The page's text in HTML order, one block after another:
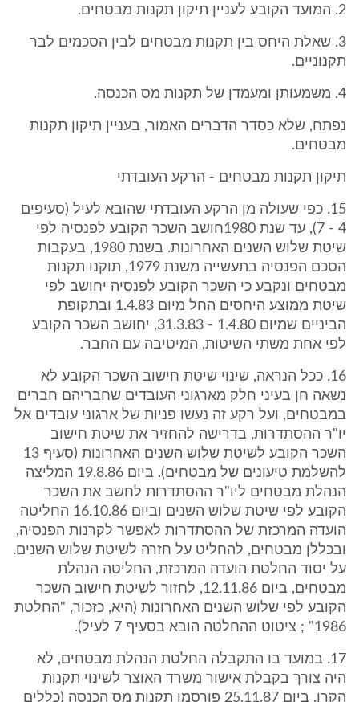
2. המועד הקובע לעניין תיקון תקנות מבטחים.
3. שאלת היחס בין תקנות מבטחים לבין הסכמים לבר
תקנוניים.
4. משמעותן ומעמדן של תקנות מס הכנסה.
נפתח, שלא כסדר הדברים האמור, בעניין תיקון תקנות
מבטחים.
תיקון תקנות מבטחים - הרקע העובדתי
15. כפי שעולה מן הרקע העובדתי שהובא לעיל (סעיפים
4 - 7), עד שנת 1980חושב השכר הקובע לפנסיה לפי
שיטת שלוש השנים האחרונות. בשנת 1980, בעקבות
הסכם הפנסיה בתעשייה משנת 1979, תוקנו תקנות
מבטחים ונקבע כי השכר הקובע לפנסיה יחושב לפי
שיטת ממוצע היחסים החל מיום 1.4.83 ובתקופת
הביניים שמיום 1.4.80 - 31.3.83, יחושב השכר הקובע
לפי אחת משתי השיטות, המיטיבה עם החבר.
16. ככל הנראה, שינוי שיטת חישוב השכר הקובע לא
נשאה חן בעיני חלק מארגוני העובדים שחבריהם חברים
במבטחים, ועל רקע זה נעשו פניות של ארגוני עובדים אל
יו"ר ההסתדרות, בדרישה להחזיר את שיטת חישוב
השכר הקובע לשיטת שלוש השנים האחרונות (סעיף 13
להשלמת טיעונים של מבטחים). ביום 19.8.86 המליצה
הנהלת מבטחים ליו"ר ההסתדרות לחשב את השכר
הקובע לפי שיטת שלוש השנים וביום 16.10.86 החליטה
הועדה המרכזת של ההסתדרות לאפשר לקרנות הפנסיה,
ובכללן מבטחים, להחליט על חזרה לשיטת שלוש השנים.
על יסוד החלטת הועדה המרכזת, החליטה הנהלת
מבטחים, ביום 12.11.86, לחזור לשיטת חישוב השכר
הקובע לפי שלוש השנים האחרונות (היא, כזכור, "החלטת
1986" ; ציטוט ההחלטה הובא בסעיף 7 לעיל).
17. במועד בו התקבלה החלטת הנהלת מבטחים, לא
היה צורך בקבלת אישור משרד האוצר לשינוי תקנות
הקרן. ביום 25.11.87 פורסמו תקנות מס הכנסה (כללים